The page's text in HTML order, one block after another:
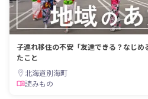
子連れ移住の不安「友達できる？なじ
たこと
北海道別海町
読みもの